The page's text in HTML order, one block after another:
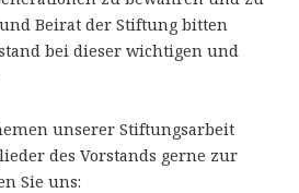
Beirat der Stiftung bitten
bei dieser wichtigen und
unserer Stiftungsarbeit
des Vorstands gerne zur
Sie uns: